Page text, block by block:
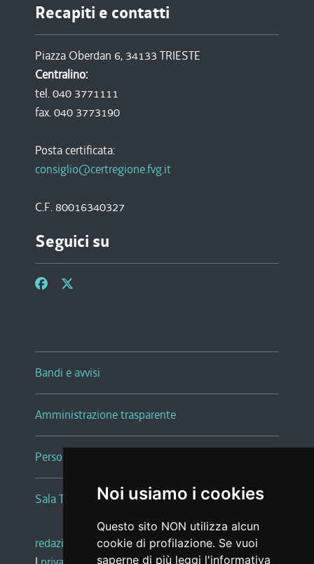
Noi usiamo i cookies
Questo sito NON utilizza alcun
cookie di profilazione. Se vuoi
saperne di più leggi l'informativa
Recapiti e contatti
Piazza Oberdan 6, 34133 TRIESTE
Centralino:
tel. 040 3771111
fax. 040 3773190
Posta certificata:
consiglio@certregione.fvg.it
C.F. 80016340327
Seguici su
Bandi e avvisi
Amministrazione trasparente
Persone e Uffici
Sala Tiziano Tessitori
redazione web |note legali |glossario